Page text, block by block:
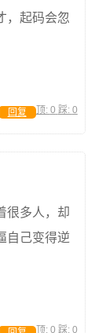
，起码会忽
顶: 0 踩: 0
回复
很多人，却
自己变得逆
顶: 0 踩: 0